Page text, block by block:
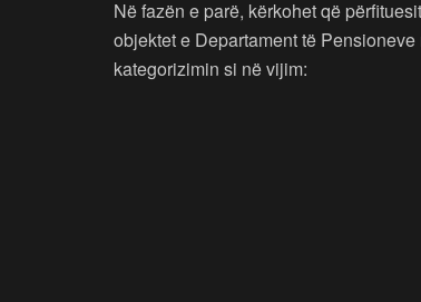
Në fazën e parë, kërkohet që
objektet e Departament të
kategorizimin si në vijim: